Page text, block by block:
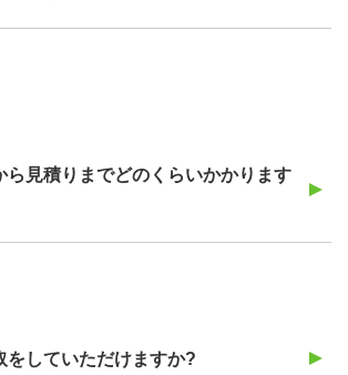
ら見積りまでどのくらいかかります
をしていただけますか?